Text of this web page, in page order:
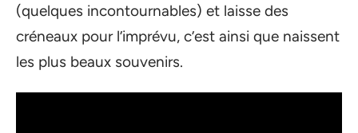
(quelques incontournables) et laisse des
créneaux pour l’imprévu, c’est ainsi que naissent
les plus beaux souvenirs.